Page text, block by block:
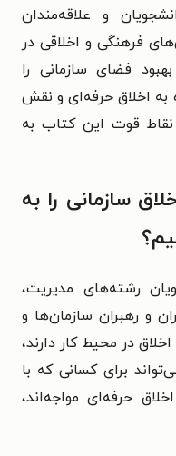
و علاقه‌مندان
فرهنگی و اخلاقی در
فضای سازمانی را
به اخلاق حرفه‌ای و نقش
نقاط قوت این کتاب به
سازمانی را به
رشته‌های مدیریت،
و رهبران سازمان‌ها و
در محیط کار دارند،
برای کسانی که با
حرفه‌ای مواجه‌اند،